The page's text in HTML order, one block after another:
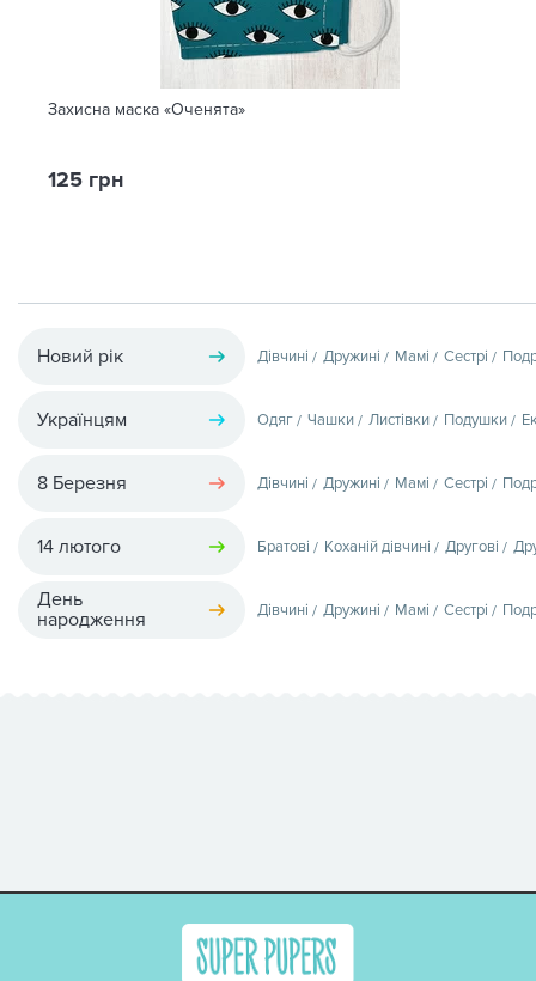
Захисна маска «Оченята»
125 грн
Новий рік Дівчині Дружині Мамі Сестрі
Українцям Одяг Чашки Листівки Подушки
8 Березня Дівчині Дружині Мамі Сестрі
14 лютого Братові Коханій дівчині Другові
День
народження
Дівчині Дружині Мамі Сестрі